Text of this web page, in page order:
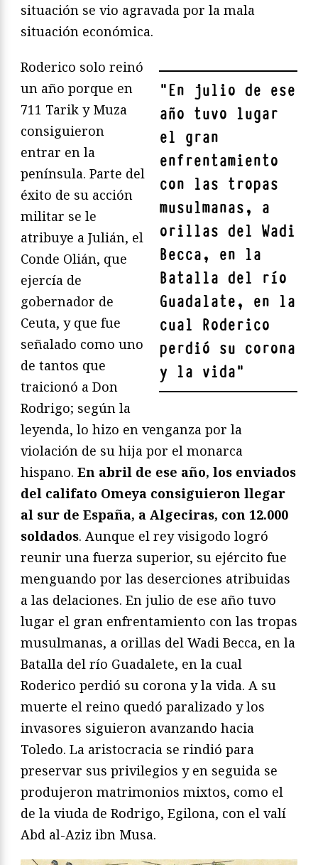
situación se vio agravada por la mala
situación económica.
"En julio de ese
año tuvo lugar
el gran
enfrentamiento
con las tropas
musulmanas, a
orillas del Wadi
Becca, en la
Batalla del río
Guadalate, en la
cual Roderico
perdió su corona
y la vida"
Roderico solo reinó
un año porque en
711 Tarik y Muza
consiguieron
entrar en la
península. Parte del
éxito de su acción
militar se le
atribuye a Julián, el
Conde Olián, que
ejercía de
gobernador de
Ceuta, y que fue
señalado como uno
de tantos que
traicionó a Don
Rodrigo; según la
leyenda, lo hizo en venganza por la
violación de su hija por el monarca
hispano. En abril de ese año, los enviados
del califato Omeya consiguieron llegar
al sur de España, a Algeciras, con 12.000
soldados. Aunque el rey visigodo logró
reunir una fuerza superior, su ejército fue
menguando por las deserciones atribuidas
a las delaciones. En julio de ese año tuvo
lugar el gran enfrentamiento con las tropas
musulmanas, a orillas del Wadi Becca, en la
Batalla del río Guadalete, en la cual
Roderico perdió su corona y la vida. A su
muerte el reino quedó paralizado y los
invasores siguieron avanzando hacia
Toledo. La aristocracia se rindió para
preservar sus privilegios y en seguida se
produjeron matrimonios mixtos, como el
de la viuda de Rodrigo, Egilona, con el valí
Abd al-Aziz ibn Musa.